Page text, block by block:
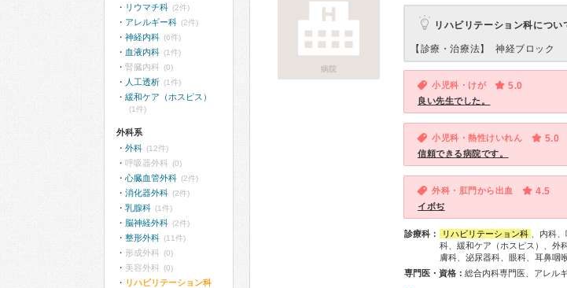
病院
リハビリテーション科につい
【診療・治療法】 神経ブロック
小児科・けが 5.0
良い先生でした。
小児科・熱性けいれん 5.0
信頼できる病院です。
外科・肛門から出血 4.5
イボぢ
診療科： リハビリテーション科
、内科
科、緩和ケア（ホスピス）、外
膚科、泌尿器科、眼科、耳鼻咽
専門医・資格：
リウマチ科 (2件)
アレルギー科 (2件)
神経内科 (6件)
血液内科 (1件)
腎臓内科 (0)
人工透析 (1件)
緩和ケア（ホスピス）
(1件)
外科系
外科 (12件)
呼吸器外科 (0)
心臓血管外科 (2件)
消化器外科 (2件)
乳腺科 (1件)
脳神経外科 (2件)
整形外科 (11件)
形成外科 (0)
美容外科 (0)
リハビリテーション科